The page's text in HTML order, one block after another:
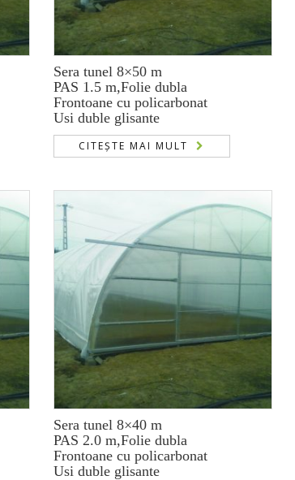
Sera tunel 8×50 m
PAS 1.5 m,Folie dubla
Frontoane cu policarbonat
Usi duble glisante
CITEȘTE MAI MULT
Sera tunel 8×40 m
PAS 2.0 m,Folie dubla
Frontoane cu policarbonat
Usi duble glisante